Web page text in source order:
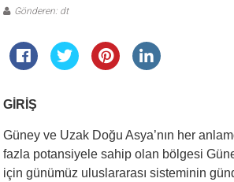
Gönderen: dt
GİRİŞ
Güney ve Uzak Doğu Asya’nın her
fazla potansiyele sahip olan bölgesi
için günümüz uluslararası sisteminin